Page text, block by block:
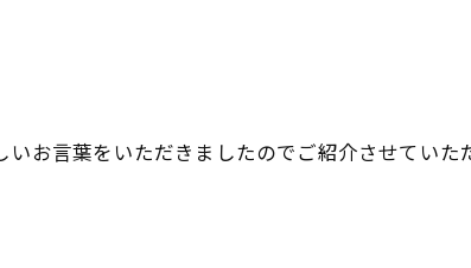
お言葉をいただきましたのでご紹介させていた